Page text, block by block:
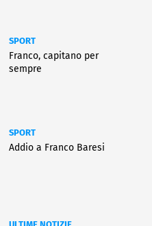
SPORT
Franco, capitano per
sempre
SPORT
Addio a Franco Baresi